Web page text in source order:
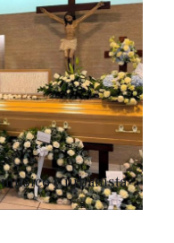
y urbanista